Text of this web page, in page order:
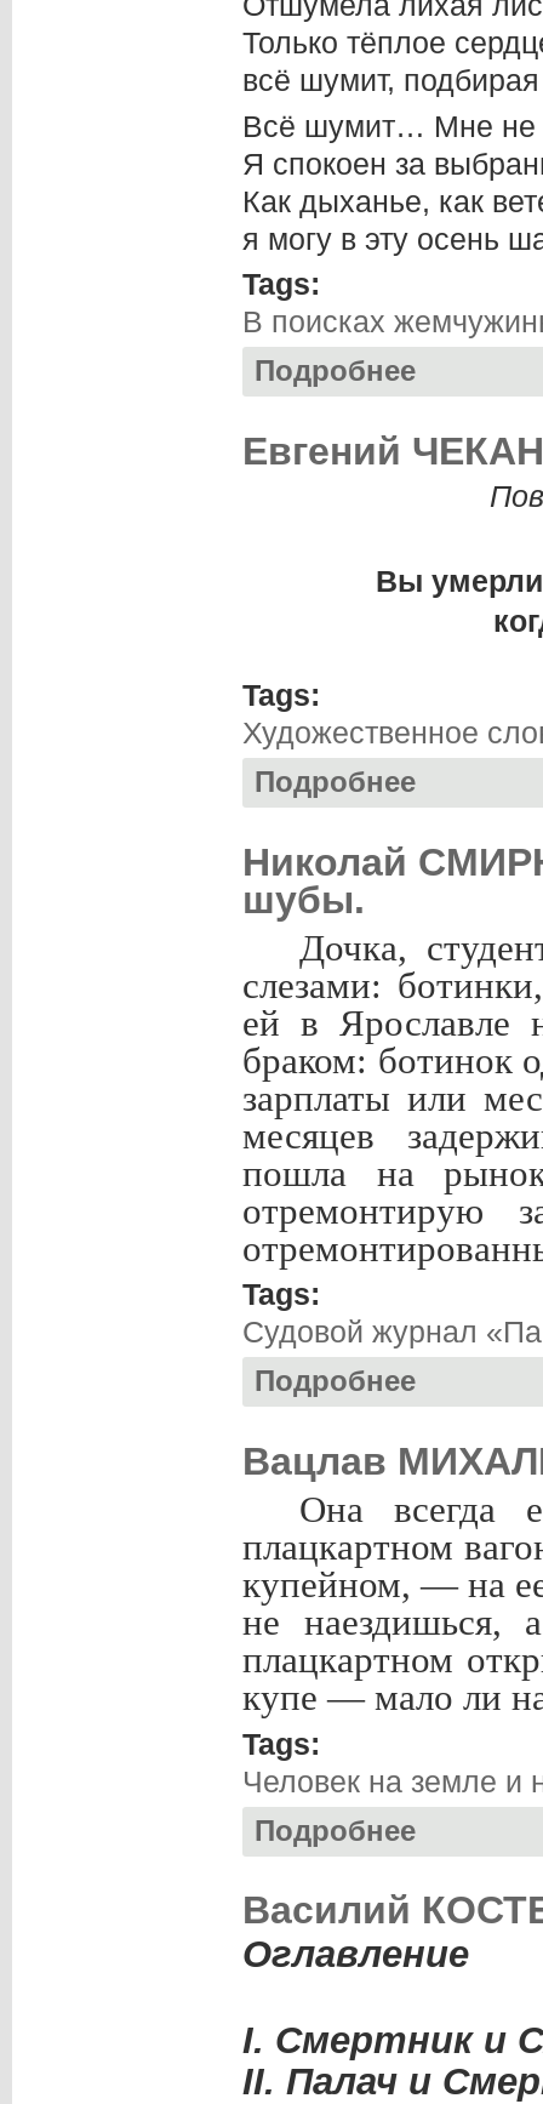
Только тёплое
всё шумит,
Всё шумит… Мне не
Я спокоен за
Как дыханье, как
я могу в эту осень
Tags:
В поисках
Подробнее
Евгений
Вы
Tags:
Художественное
Подробнее
Николай
шубы.
Дочка,
слезами:
ей в Ярославле
браком: ботинок
зарплаты или
месяцев
пошла на
Tags:
Судовой журнал
Подробнее
Вацлав
Она всегда
плацкартном
купейном, — на
не наездишься,
плацкартном
купе — мало ли
Tags:
Человек на земле и
Подробнее
Василий
Оглавление
I. Смертник и
II. Палач и